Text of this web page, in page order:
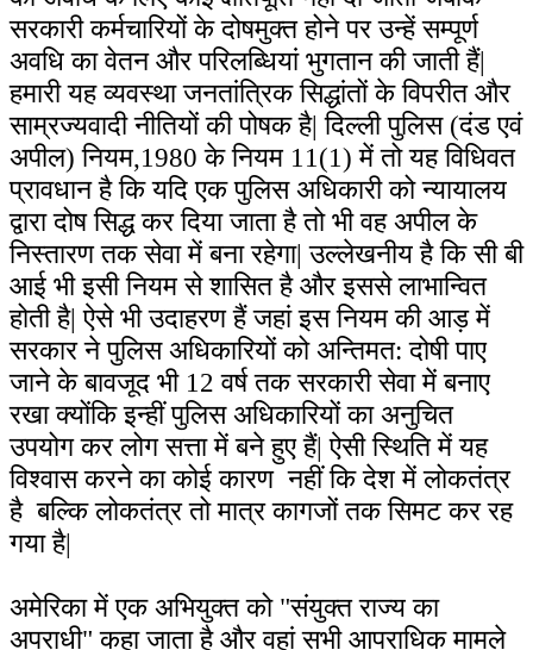
सरकारी कर्मचारियों के दोषमुक्त होने पर उन्हें सम्पूर्ण
अवधि का वेतन और परिलब्धियां भुगतान की जाती हैं|
हमारी यह व्यवस्था जनतांत्रिक सिद्धांतों के विपरीत और
साम्रज्यवादी नीतियों की पोषक है| दिल्ली पुलिस (दंड एवं
अपील) नियम,1980 के नियम 11(1)में तो यह विधिवत
प्रावधान है कि यदि एक पुलिस अधिकारी को न्यायालय
द्वारा दोष सिद्ध कर दिया जाता है तो भी वह अपील के
निस्तारण तक सेवा में बना रहेगा| उल्लेखनीय है कि सी बी
आई भी इसी नियम से शासित है और इससे लाभान्वित
होती है| ऐसे भी उदाहरण हैं जहां इस नियम की आड़ में
सरकार ने पुलिस अधिकारियों को अन्तिमत: दोषी पाए
जाने के बावजूद भी 12 वर्ष तक सरकारी सेवा में बनाए
रखा क्योंकि इन्हीं पुलिस अधिकारियों का अनुचित
उपयोग कर लोग सत्ता में बने हुए हैं| ऐसी स्थिति में यह
विश्वास करने का कोई कारण नहीं कि देश में लोकतंत्र
है बल्कि लोकतंत्र तो मात्र कागजों तक सिमट कर रह
गया है|
अमेरिका में एक अभियुक्त को "संयुक्त राज्य का
अपराधी" कहा जाता है और वहां सभी आपराधिक मामले